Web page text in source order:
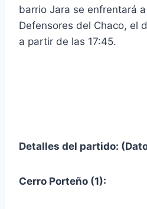
barrio Jara se enfrentará
Defensores del Chaco, el
a partir de las 17:45.
Detalles del partido:
Cerro Porteño (1):